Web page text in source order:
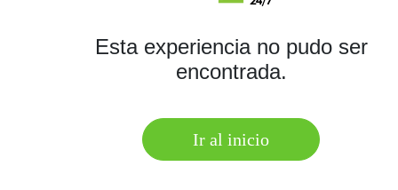
Esta experiencia no pudo ser
encontrada.
Ir al inicio